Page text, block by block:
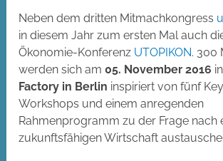
Neben dem dritten Mitmachkongress
in diesem Jahr zum ersten Mal auch
Ökonomie-Konferenz UTOPIKON. 300
werden sich am05. November 2016
Factory in Berlin inspiriert von fünf
Workshops und einem anregenden
Rahmenprogramm zu der Frage nach
zukunftsfähigen Wirtschaft